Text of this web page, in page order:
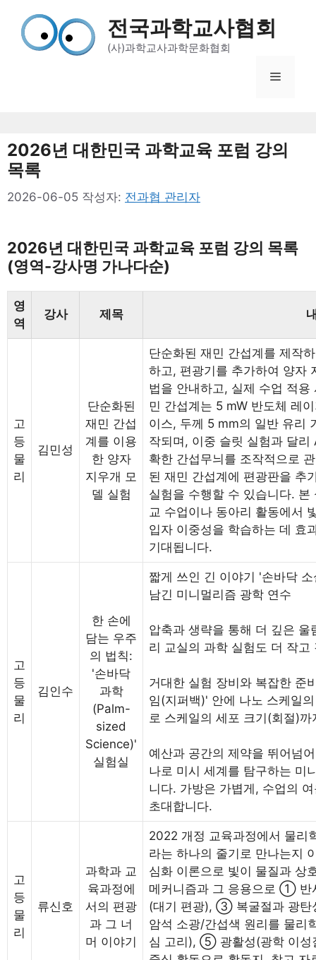
전국과학교사협회
(사)과학교사과학문화협회
메
2026년 대한민국 과학교육 포럼 강의
목록
2026-06-05 작성자: 전과협 관리자
2026년 대한민국 과학교육 포럼 강의 목록
(영역-강사명 가나다순)
영
역
강사 제목
고
등
물
리
김민성
단순화된
재민 간섭
계를 이용
한 양자
지우개 모
델 실험
단순화된 재민 간섭계를 제작
하고, 편광기를 추가하여 양자
법을 안내하고, 실제 수업 적
민 간섭계는 5 mW 반도체 레
이스, 두께 5 mm의 일반 유리
작되며, 이중 슬릿 실험과 달
확한 간섭무늬를 조작적으로
된 재민 간섭계에 편광판을 추
실험을 수행할 수 있습니다.
교 수업이나 동아리 활동에서
입자 이중성을 학습하는 데 효
기대됩니다.
고
등
물
리
김인수
한 손에
담는 우주
의 법칙:
'손바닥
과학
(Palm-
sized
Science)'
실험실
짧게 쓰인 긴 이야기 '손바닥
남긴 미니멀리즘 광학 연수
압축과 생략을 통해 더 깊은
리 교실의 과학 실험도 더 작고
거대한 실험 장비와 복잡한 준
임(지퍼백)' 안에 나노 스케일
로 스케일의 세포 크기(회절)
예산과 공간의 제약을 뛰어넘
나로 미시 세계를 탐구하는 미
니다. 가방은 가볍게, 수업의
초대합니다.
고
등
물
리
류신호
과학과 교
육과정에
서의 편광
과 그 너
머 이야기
2022 개정 교육과정에서 물리
라는 하나의 줄기로 만나는지
심화 이론으로 빛이 물질과 상
메커니즘과 그 응용으로 ①
(대기 편광), ③ 복굴절과 광
암석 소광/간섭색 원리를 물리
심 고리), ⑤ 광활성(광학 이성